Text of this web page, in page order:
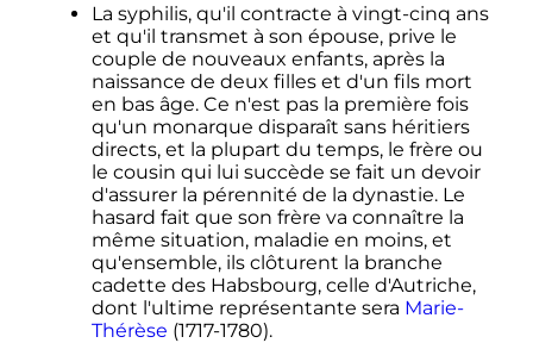
La syphilis, qu'il contracte à vingt-cinq ans
et qu'il transmet à son épouse, prive le
couple de nouveaux enfants, après la
naissance de deux filles et d'un fils mort
en bas âge. Ce n'est pas la première fois
qu'un monarque disparaît sans héritiers
directs, et la plupart du temps, le frère ou
le cousin qui lui succède se fait un devoir
d'assurer la pérennité de la dynastie. Le
hasard fait que son frère va connaître la
même situation, maladie en moins, et
qu'ensemble, ils clôturent la branche
cadette des Habsbourg, celle d'Autriche,
dont l'ultime représentante sera Marie-
Thérèse (1717-1780).